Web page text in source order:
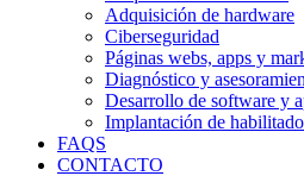
Adquisición de hardware
Ciberseguridad
Páginas webs, apps y
Diagnóstico y
Desarrollo de software y
Implantación de
FAQS
CONTACTO